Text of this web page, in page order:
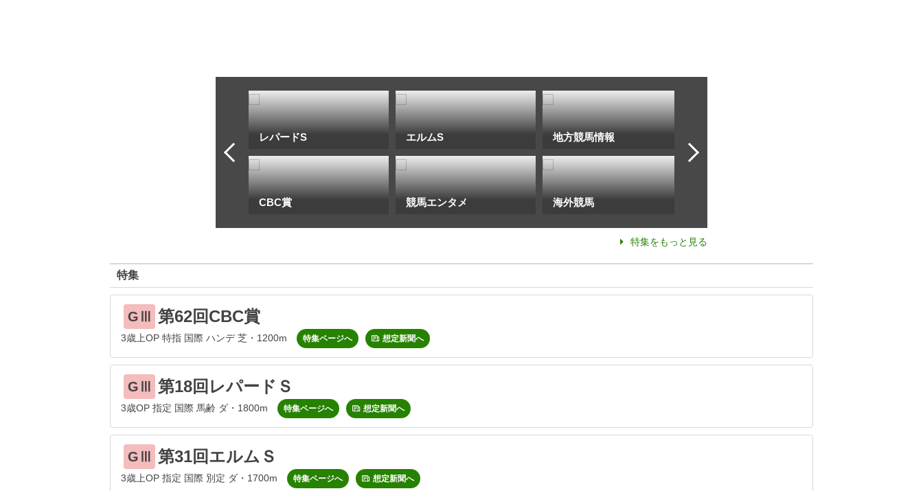
レパードS
CBC賞
エルムS
競馬エンタメ
地方競馬情報
海外競馬
特集をもっと見る
特集
GⅢ 第62回CBC賞
3歳上OP 特指 国際 ハンデ 芝・1200m 特集ページへ 想定新聞へ
GⅢ 第18回レパードＳ
3歳OP 指定 国際 馬齢 ダ・1800m 特集ページへ 想定新聞へ
GⅢ 第31回エルムＳ
3歳上OP 指定 国際 別定 ダ・1700m 特集ページへ 想定新聞へ